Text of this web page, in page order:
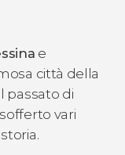
e
città della
passato di
vari